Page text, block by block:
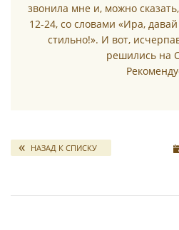
звонила мне и, можно
12-24, со словами «Ира,
стильно!». И вот,
решились на
НАЗАД К СПИСКУ